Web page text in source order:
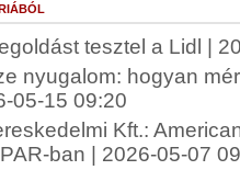
tesztel a Lidl |
nyugalom: hogyan
05-15 09:20
Kft.:
ban | 2026-05-07